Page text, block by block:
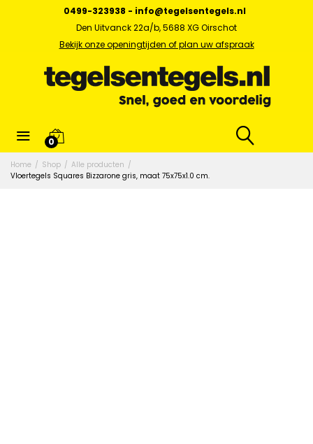
0499-323938 - info@tegelsentegels.nl
Den Uitvanck 22a/b, 5688 XG Oirschot
Bekijk onze openingtijden of plan uw afspraak
0
Home / Shop / Alle producten /
Vloertegels Squares Bizzarone gris, maat 75x75x1.0 cm.